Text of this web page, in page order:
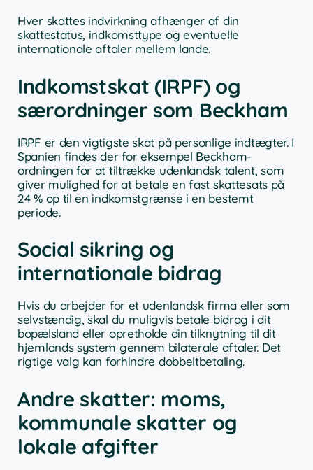
Hver skattes indvirkning afhænger af din
skattestatus, indkomsttype og eventuelle
internationale aftaler mellem lande.
Indkomstskat (IRPF) og
særordninger som Beckham
IRPF er den vigtigste skat på personlige indtægter. I
Spanien findes der for eksempel Beckham-
ordningen for at tiltrække udenlandsk talent, som
giver mulighed for at betale en fast skattesats på
24 % op til en indkomstgrænse i en bestemt
periode.
Social sikring og
internationale bidrag
Hvis du arbejder for et udenlandsk firma eller som
selvstændig, skal du muligvis betale bidrag i dit
bopælsland eller opretholde din tilknytning til dit
hjemlands system gennem bilaterale aftaler. Det
rigtige valg kan forhindre dobbeltbetaling.
Andre skatter: moms,
kommunale skatter og
lokale afgifter